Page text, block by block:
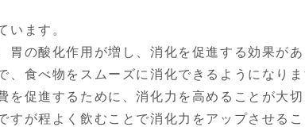
います。
胃の酸化作用が増し、消化を促進する効果があ
、食べ物をスムーズに消化できるようになりま
を促進するために、消化力を高めることが大切
すが程よく飲むことで消化力をアップさせるこ